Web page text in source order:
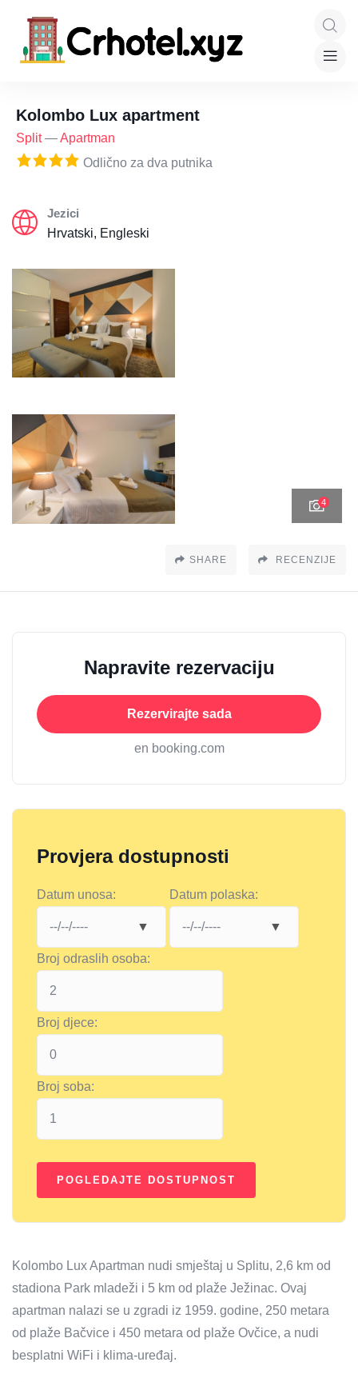
Kolombo Lux apartment
Split—Apartman
Odlično za dva putnika
Jezici
Hrvatski, Engleski
4
SHARE RECENZIJE
Napravite rezervaciju
Rezervirajte sada
en booking.com
Provjera dostupnosti
Datum unosa: Datum polaska:
Broj odraslih osoba:
Broj djece:
Broj soba:
Kolombo Lux Apartman nudi smještaj u Splitu, 2,6 km od
stadiona Park mladeži i 5 km od plaže Ježinac. Ovaj
apartman nalazi se u zgradi iz 1959. godine, 250 metara
od plaže Bačvice i 450 metara od plaže Ovčice, a nudi
besplatni WiFi i klima-uređaj.